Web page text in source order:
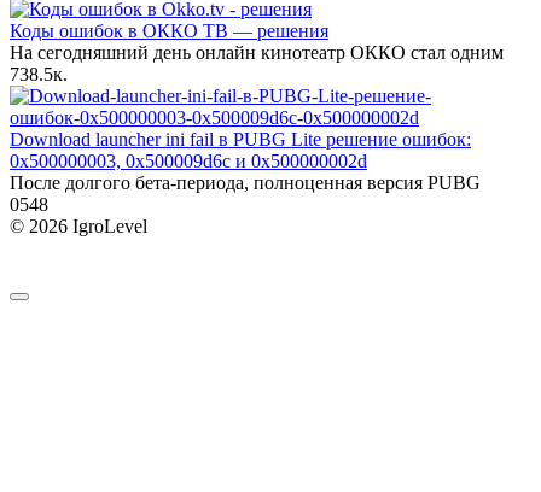
Коды ошибок в ОККО ТВ — решения
На сегодняшний день онлайн кинотеатр ОККО стал одним
738.5к.
Download launcher ini fail в PUBG Lite решение ошибок:
0x500000003, 0x500009d6c и 0x500000002d
После долгого бета-периода, полноценная версия PUBG
0548
© 2026 IgroLevel